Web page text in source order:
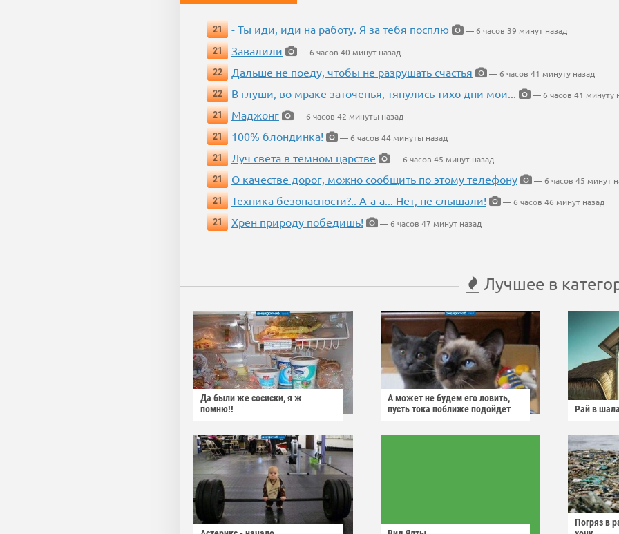
21 - Ты иди, иди на работу. Я за тебя посплю
— 6 часов 39 минут назад
21
Завалили
— 6 часов 40 минут назад
22
Дальше не поеду, чтобы не разрушать счастья
— 6 часов 41 минуту назад
22
В глуши, во мраке заточенья, тянулись тихо дни мои...
— 6 часов 41 минуту
21
Маджонг
— 6 часов 42 минуты назад
21
100% блондинка!
— 6 часов 44 минуты назад
21
Луч света в темном царстве
— 6 часов 45 минут назад
21
О качестве дорог, можно сообщить по этому телефону
— 6 часов 45 минут
21
Техника безопасности?.. А-а-а... Нет, не слышали!
— 6 часов 46 минут назад
21
Хрен природу победишь! — 6 часов 47 минут назад
Лучшее в
Да были же сосиски, я ж
помню!!
А может не будем его ловить,
пусть тока поближе подойдет
Рай в
Погряз в